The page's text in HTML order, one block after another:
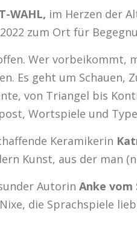
WAHL, im Herzen der
zum Ort für
Wer vorbeikommt,
Es geht um Schauen,
von Triangel bis
Wortspiele und
Keramikerin
Kunst, aus der man
Autorin Anke vom
die Sprachspiele